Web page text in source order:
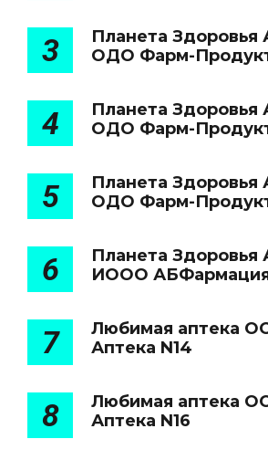
3
Планета Здоровья
ОДО Фарм-
4
Планета Здоровья
ОДО Фарм-
5
Планета Здоровья
ОДО Фарм-
6
Планета Здоровья
ИООО
7
Любимая аптека
Аптека N14
8
Любимая аптека
Аптека N16